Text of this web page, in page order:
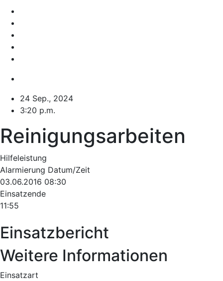
24 Sep., 2024
3:20 p.m.
Reinigungsarbeiten
Hilfeleistung
Alarmierung Datum/Zeit
03.06.2016 08:30
Einsatzende
11:55
Einsatzbericht
Weitere Informationen
Einsatzart